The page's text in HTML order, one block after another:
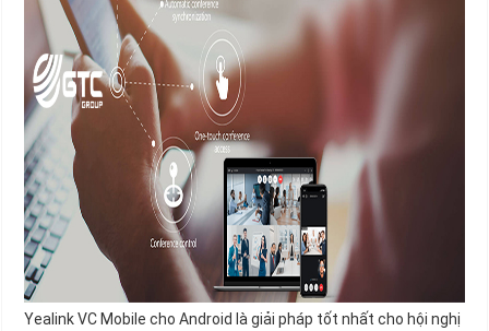
Yealink VC Mobile cho Android là giải pháp tốt nhất cho hội nghị